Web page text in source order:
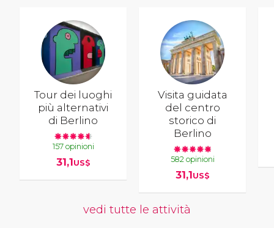
Tour dei luoghi
più alternativi
di Berlino
157 opinioni
31,1US$
Visita guidata
del centro
storico di
Berlino
582 opinioni
31,1US$
vedi tutte le attività